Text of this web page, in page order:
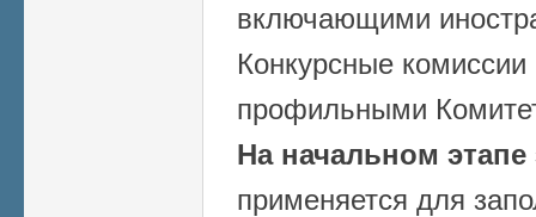
включающими
Конкурсные комиссии
профильными
На начальном этапе
применяется для